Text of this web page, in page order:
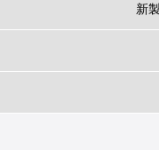
新